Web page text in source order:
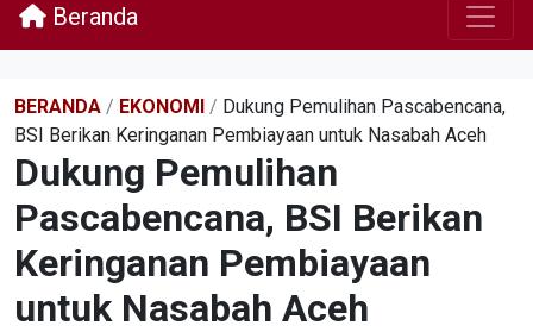
Beranda
BERANDA / EKONOMI / Dukung Pemulihan Pascabencana,
BSI Berikan Keringanan Pembiayaan untuk Nasabah Aceh
Dukung Pemulihan
Pascabencana, BSI Berikan
Keringanan Pembiayaan
untuk Nasabah Aceh